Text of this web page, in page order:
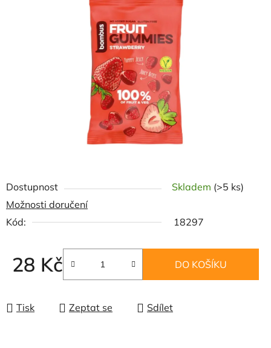
Dostupnost Skladem (>5 ks)
Možnosti doručení
Kód:
18297
28 Kč
Měrná cena:
DO KOŠÍKU
Tisk Zeptat se Sdílet